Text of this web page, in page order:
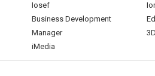
Iosef
Business Development
Manager
iMedia